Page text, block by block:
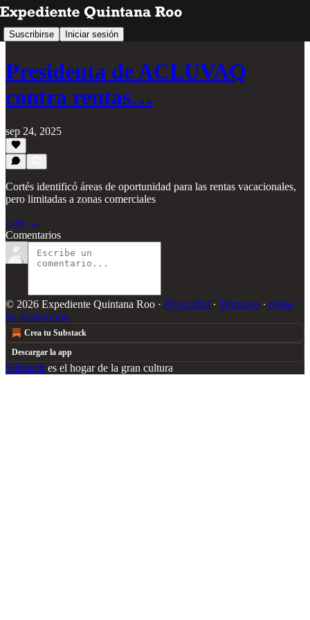
Suscribirse Iniciar sesión
Presidenta de ACLUVAQ
contra rentas…
sep 24, 2025
Cortés identificó áreas de oportunidad para las rentas vacacionales,
pero limitadas a zonas comerciales
Leer →
Comentarios
© 2026 Expediente Quintana Roo · Privacidad ∙ Términos ∙ Aviso
de recolección
Crea tu Substack
Descargar la app
Substack es el hogar de la gran cultura